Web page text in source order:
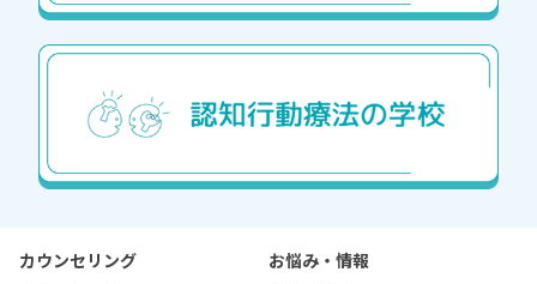
カウンセリング お悩み・情報